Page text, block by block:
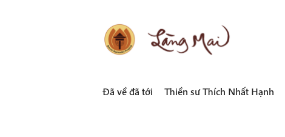
LÀNG MAI
Đã về đã tới Thiền sư Thích Nhất Hạnh